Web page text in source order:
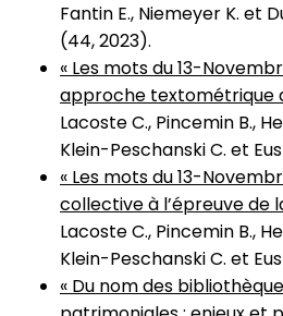
Fantin E., Niemeyer K. et
(44, 2023).
« Les mots du 13-
approche textométrique
Lacoste C., Pincemin B.,
Klein-Peschanski C. et
« Les mots du 13-
collective à l’épreuve de
Lacoste C., Pincemin B.,
Klein-Peschanski C. et
« Du nom des